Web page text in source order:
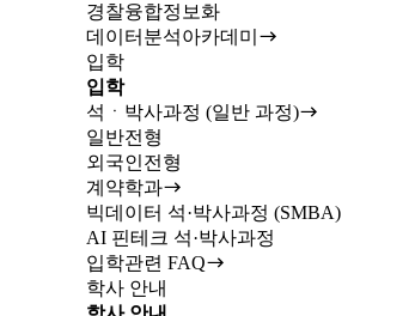
경찰융합정보화
데이터분석아카데미
입학
입학
석ㆍ박사과정 (일반 과정)
일반전형
외국인전형
계약학과
빅데이터 석·박사과정 (SMBA)
AI 핀테크 석·박사과정
입학관련 FAQ
학사 안내